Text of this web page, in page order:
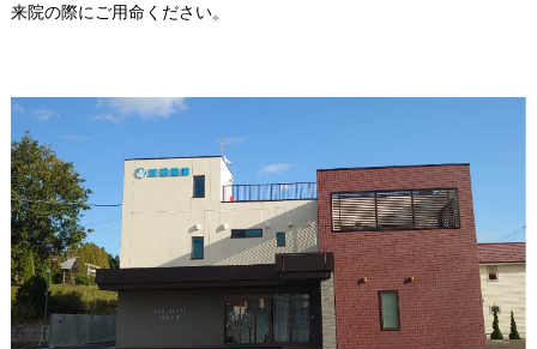
来院の際にご用命ください。